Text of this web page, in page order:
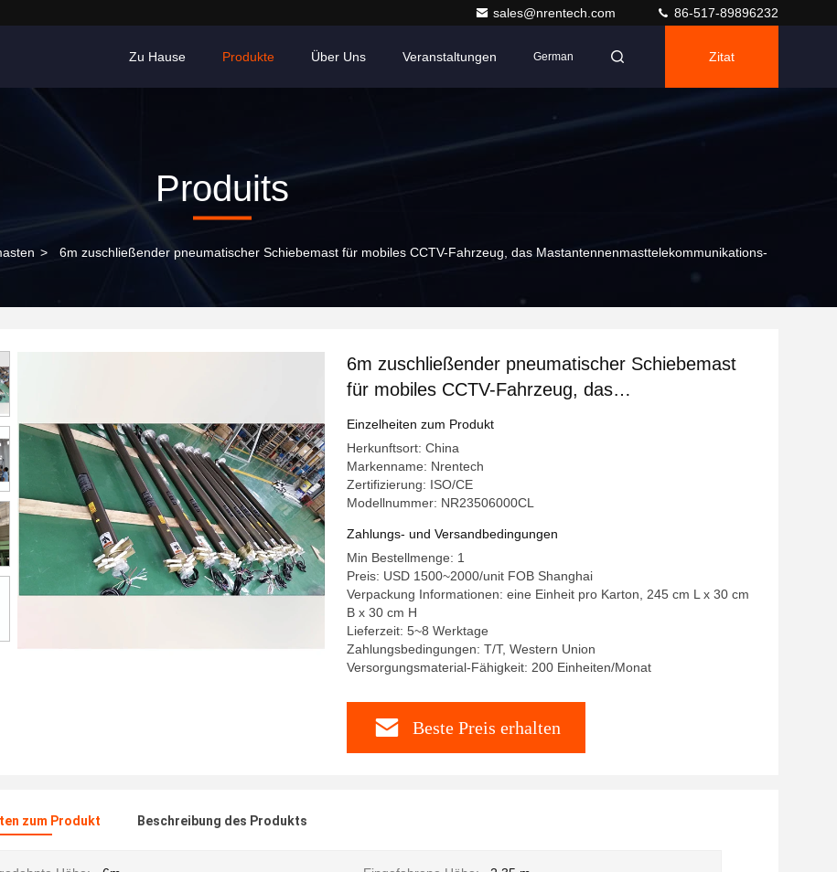
sales@nrentech.com 86-517-89896232
Zu Hause Produkte Über Uns Veranstaltungen German Zitat
Produits
> 6m zuschließender pneumatischer Schiebemast für mobiles CCTV-Fahrzeug, das Mastantennenmasttelekommunikations-
6m zuschließender pneumatischer Schiebemast
für mobiles CCTV-Fahrzeug, das
Mastantennenmasttelekommunikations-Turmmast
ineinanderschiebt
Einzelheiten zum Produkt
Herkunftsort: China
Markenname: Nrentech
Zertifizierung: ISO/CE
Modellnummer: NR23506000CL
Zahlungs- und Versandbedingungen
Min Bestellmenge: 1
Preis: USD 1500~2000/unit FOB Shanghai
Verpackung Informationen: eine Einheit pro Karton, 245 cm L x 30 cm
B x 30 cm H
Lieferzeit: 5~8 Werktage
Zahlungsbedingungen: T/T, Western Union
Versorgungsmaterial-Fähigkeit: 200 Einheiten/Monat
Beste Preis erhalten
zum Produkt Beschreibung des Produkts